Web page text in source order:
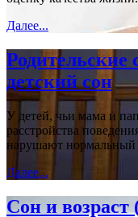
Далее...
Родительские
детский сон
У детей, чьи мама и
расстройства
нарушают нормальный
Далее...
Сон и возраст